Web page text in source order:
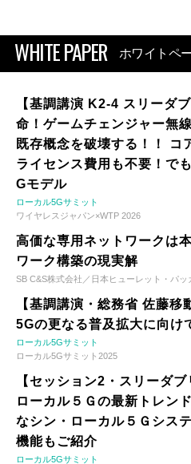
WHITE PAPER ホワイトペ
【基調講演 K2-4 スリーダ
命！ゲームチェンジャー無
既存概念を破壊する！！ コ
ライセンス費用も不要！で
Gモデル
ローカル5Gサミット
ワイヤレスジャパン×WTP 2026
高価な専用ネットワークは
ワーク構築の現実解
SB C&S株式会社／日本ヒューレット・パッ
【基調講演・総務省 佐藤
5Gの更なる普及拡大に向け
ローカル5Gサミット
ローカル5Gサミット2025
【セッション2・スリーダ
ローカル５Ｇの最新トレン
なシン・ローカル５Ｇシス
機能もご紹介
ローカル5Gサミット